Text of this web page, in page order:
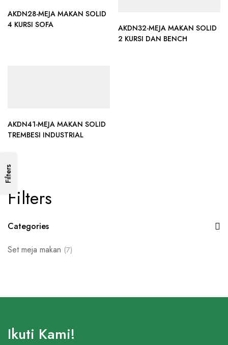
Filters
Categories
Set meja makan (7)
Filters
AKDN28-MEJA MAKAN SOLID
4 KURSI SOFA
AKDN32-MEJA MAKAN SOLID
2 KURSI DAN BENCH
AKDN41-MEJA MAKAN SOLID
TREMBESI INDUSTRIAL
Ikuti Kami!